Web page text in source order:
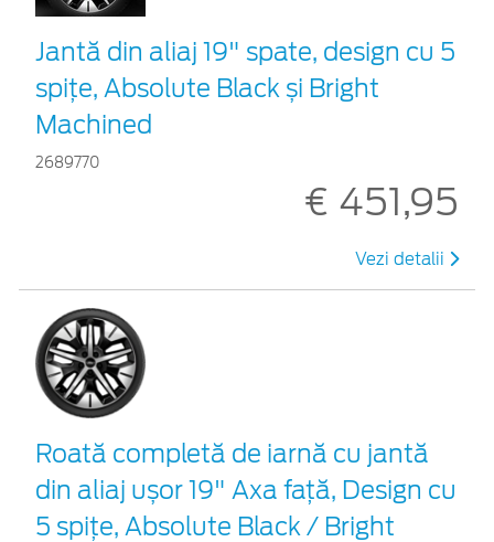
Jantă din aliaj 19" spate, design cu 5
spițe, Absolute Black și Bright
Machined
2689770
€ 451,95
Vezi detalii
Roată completă de iarnă cu jantă
din aliaj ușor 19" Axa față, Design cu
5 spițe, Absolute Black / Bright